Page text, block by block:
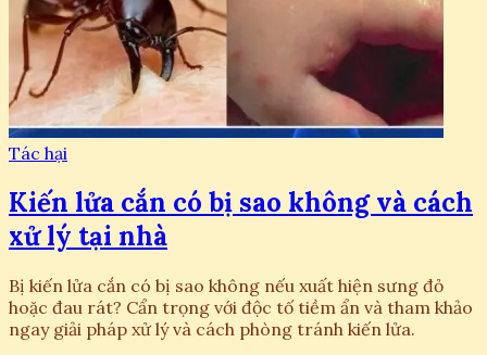
Tác hại
Kiến lửa cắn có bị sao không và cách
xử lý tại nhà
Bị kiến lửa cắn có bị sao không nếu xuất hiện sưng đỏ
hoặc đau rát? Cẩn trọng với độc tố tiềm ẩn và tham khảo
ngay giải pháp xử lý và cách phòng tránh kiến lửa.